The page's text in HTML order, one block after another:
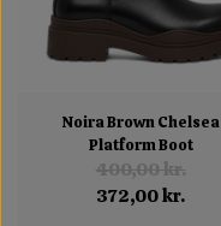
Noira Brown Chelsea
Platform Boot
400,00 kr.
372,00 kr.